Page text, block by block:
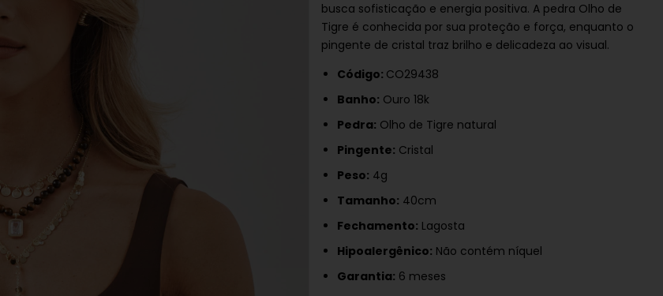
busca sofisticação e energia positiva. A pedra Olho de
Tigre é conhecida por sua proteção e força, enquanto o
pingente de cristal traz brilho e delicadeza ao visual.
Código: CO29438
Banho: Ouro 18k
Pedra: Olho de Tigre natural
Pingente: Cristal
Peso: 4g
Tamanho: 40cm
Fechamento: Lagosta
Hipoalergênico: Não contém níquel
Garantia: 6 meses